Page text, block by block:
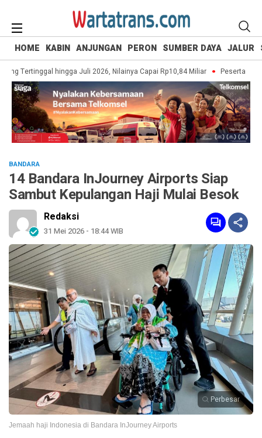
HOME KABIN ANJUNGAN PERON SUMBER DAYA JALUR
Tertinggal hingga Juli 2026, Nilainya Capai Rp10,84 Miliar Peserta UI
BANDARA
14 Bandara InJourney Airports Siap
Sambut Kepulangan Haji Mulai Besok
Redaksi
31 Mei 2026 - 18:44 WIB
Perbesar
Jemaah haji Indonesia di Bandara InJourney Airports